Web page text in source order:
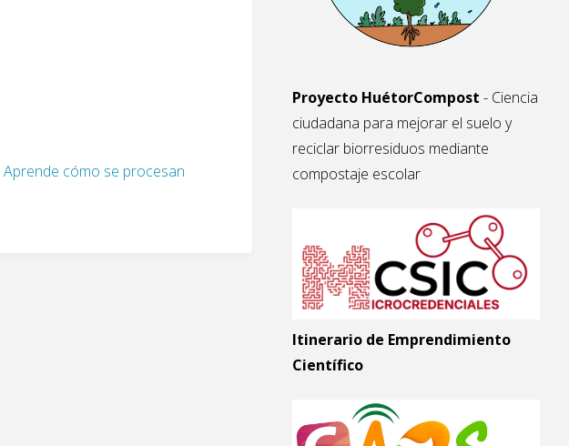
Aprende cómo se procesan
Proyecto HuétorCompost - Ciencia
ciudadana para mejorar el suelo y
reciclar biorresiduos mediante
compostaje escolar
Itinerario de Emprendimiento
Científico